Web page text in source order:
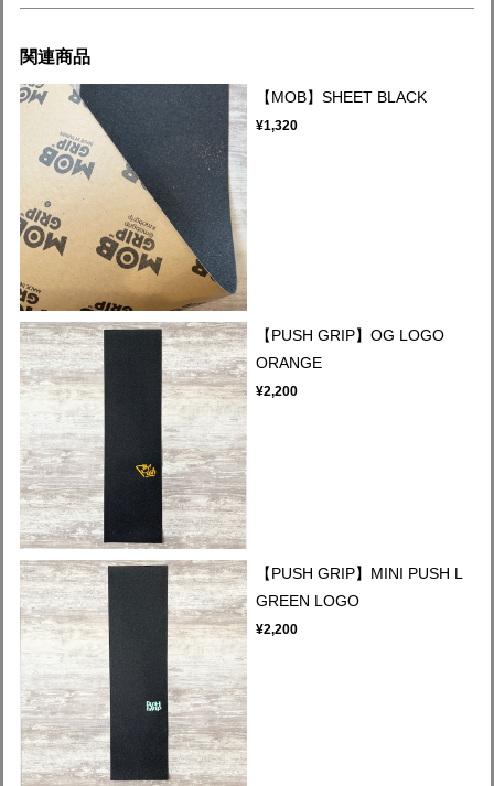
関連商品
【MOB】SHEET BLACK
¥1,320
【PUSH GRIP】OG LOGO
ORANGE
¥2,200
【PUSH GRIP】MINI PUSH L
GREEN LOGO
¥2,200